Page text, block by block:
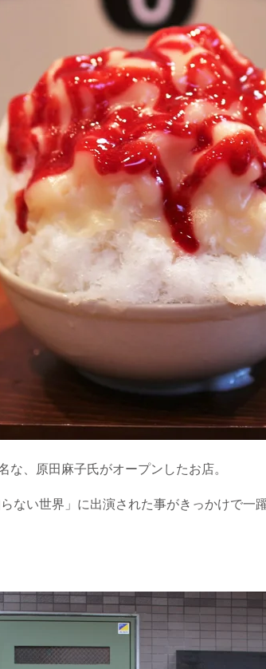
な、原田麻子氏がオープンしたお店。
ない世界」に出演された事がきっかけで一